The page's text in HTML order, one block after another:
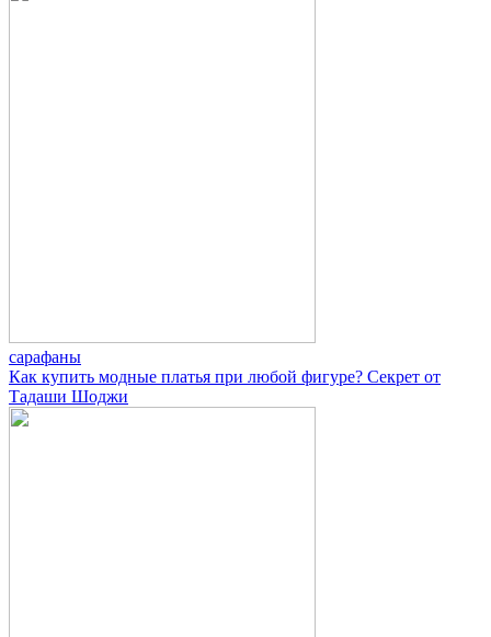
сарафаны
Как купить модные платья при любой фигуре? Секрет от
Тадаши Шоджи